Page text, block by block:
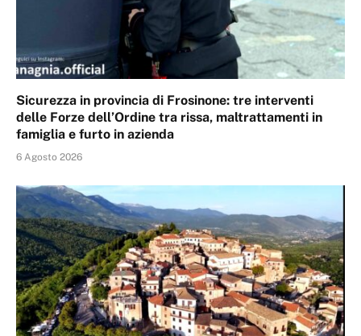
Sicurezza in provincia di Frosinone: tre interventi
delle Forze dell’Ordine tra rissa, maltrattamenti in
famiglia e furto in azienda
6 Agosto 2026